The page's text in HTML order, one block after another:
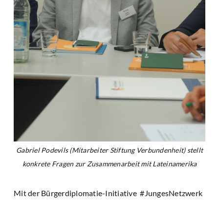
Gabriel Podevils (Mitarbeiter Stiftung Verbundenheit) stellt
konkrete Fragen zur Zusammenarbeit mit Lateinamerika
Mit der Bürgerdiplomatie-Initiative #JungesNetzwerk